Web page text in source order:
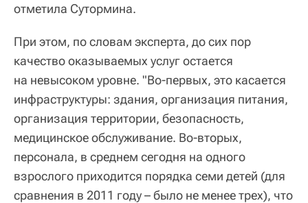
отметила Сутормина.
При этом, по словам эксперта, до сих пор
качество оказываемых услуг остается
на невысоком уровне. "Во-первых, это касается
инфраструктуры: здания, организация питания,
организация территории, безопасность,
медицинское обслуживание. Во-вторых,
персонала, в среднем сегодня на одного
взрослого приходится порядка семи детей (для
сравнения в 2011 году – было не менее трех), что